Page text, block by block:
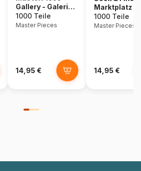
Gallery - Galerie
auf dem Platz
1000 Teile
Master Pieces
14,95 €
Marktplatz
1000 Teile
Master Pieces
14,95 €